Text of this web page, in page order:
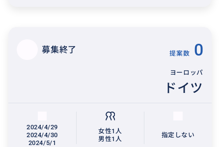
募集終了 提案数 0
ヨーロッパ
ドイツ
2024/4/29
2024/4/30
2024/5/1
女性1人
男性1人
指定しない